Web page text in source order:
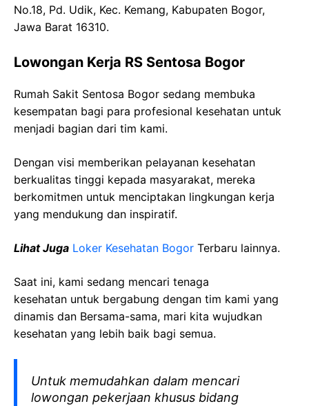
No.18, Pd. Udik, Kec. Kemang, Kabupaten Bogor,
Jawa Barat 16310.
Lowongan Kerja RS Sentosa Bogor
Rumah Sakit Sentosa Bogor sedang membuka
kesempatan bagi para profesional kesehatan untuk
menjadi bagian dari tim kami.
Dengan visi memberikan pelayanan kesehatan
berkualitas tinggi kepada masyarakat, mereka
berkomitmen untuk menciptakan lingkungan kerja
yang mendukung dan inspiratif.
Lihat Juga Loker Kesehatan Bogor Terbaru lainnya.
Saat ini, kami sedang mencari tenaga
kesehatan untuk bergabung dengan tim kami yang
dinamis dan Bersama-sama, mari kita wujudkan
kesehatan yang lebih baik bagi semua.
Untuk memudahkan dalam mencari
lowongan pekerjaan khusus bidang